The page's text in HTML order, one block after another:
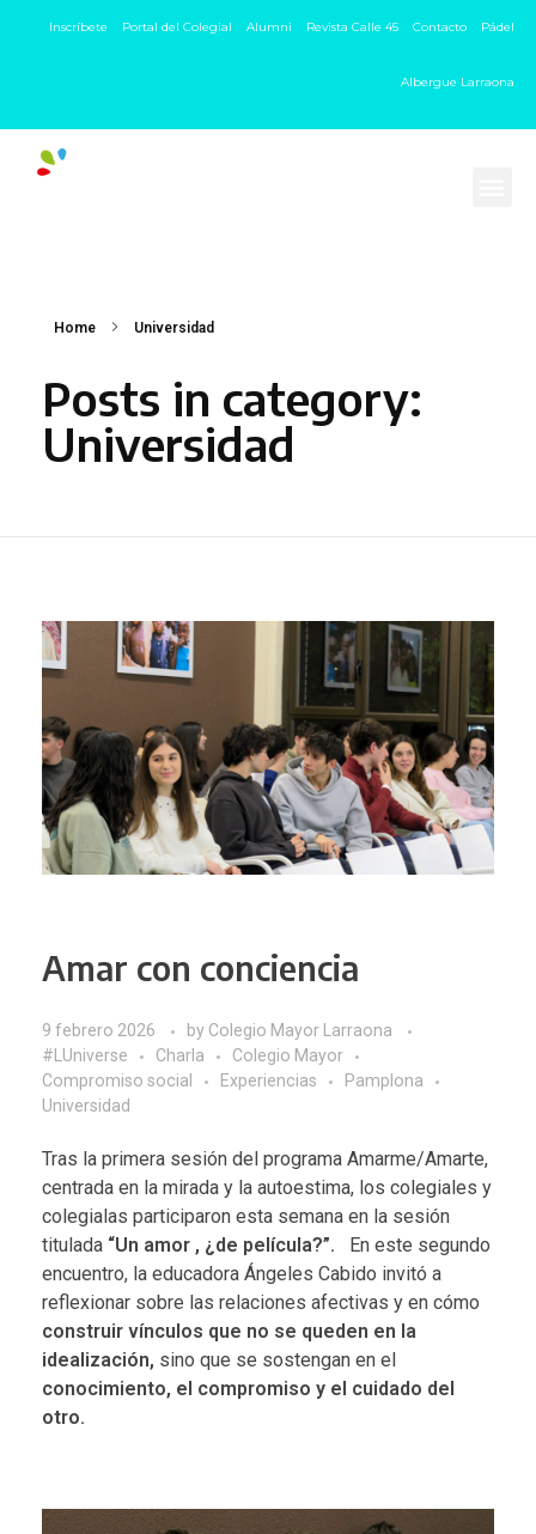
Inscríbete Portal del Colegial Alumni Revista Calle 45 Contacto Pádel
Albergue Larraona
Home Universidad
Posts in category:
Universidad
Amar con conciencia
9 febrero 2026 by Colegio Mayor Larraona
#LUniverse
Charla
Colegio Mayor
Compromiso social
Experiencias
Pamplona
Universidad
Tras la primera sesión del programa Amarme/Amarte,
centrada en la mirada y la autoestima, los colegiales y
colegialas participaron esta semana en la sesión
titulada “Un amor , ¿de película?”. En este segundo
encuentro, la educadora Ángeles Cabido invitó a
reflexionar sobre las relaciones afectivas y en cómo
construir vínculos que no se queden en la
idealización, sino que se sostengan en el
conocimiento, el compromiso y el cuidado del
otro.